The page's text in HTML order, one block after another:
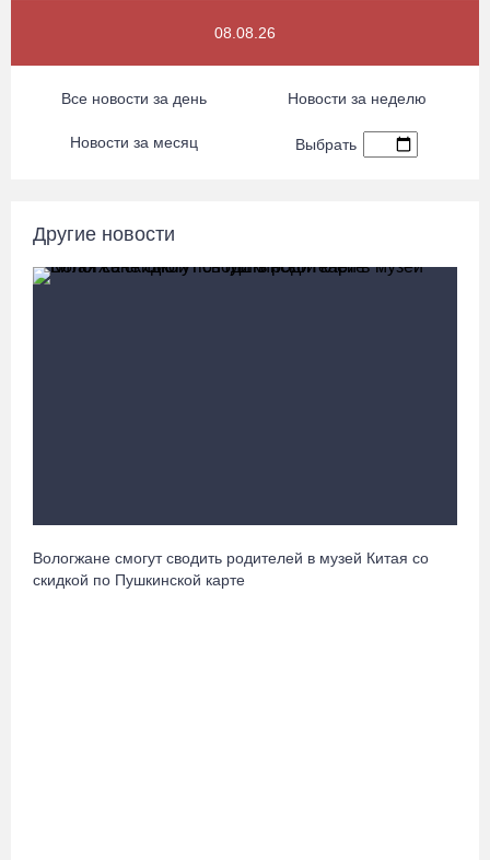
Шекснинского водохранилища
07.08.26 / 14:25
Череповчанку задержали с наркотиками: общая масса изъятого
честь юбилея города
08.08.26
Все новости за день Новости за неделю
Новости за месяц Выбрать
Другие новости
Вологжане смогут сводить родителей в музей Китая со
скидкой по Пушкинской карте